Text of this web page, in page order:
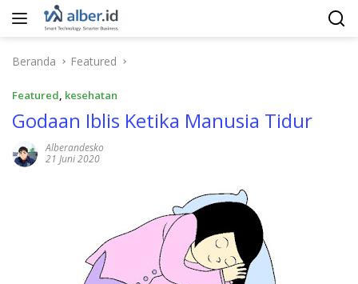
Langsung
Beranda
Featured
Featured, kesehatan
Godaan Iblis Ketika Manusia Tidur
Alberandesko
21 Juni 2020